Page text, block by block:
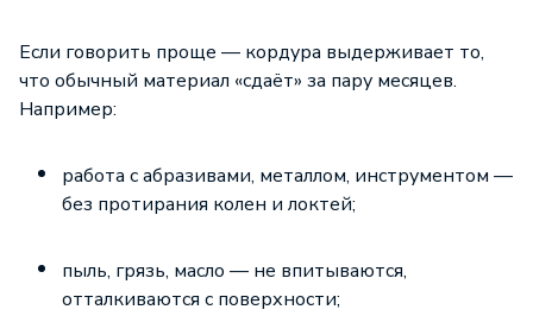
Если говорить проще — кордура выдерживает то,
что обычный материал «сдаёт» за пару месяцев.
Например:
работа с абразивами, металлом, инструментом —
без протирания колен и локтей;
пыль, грязь, масло — не впитываются,
отталкиваются с поверхности;